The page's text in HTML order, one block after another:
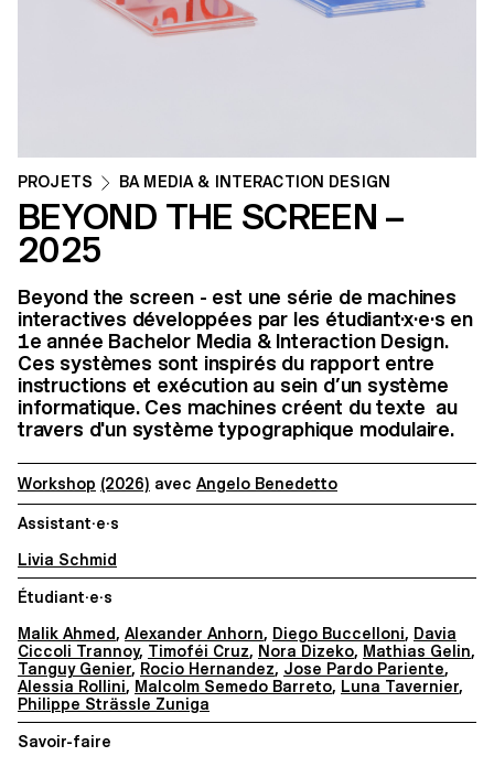
PROJETS BA MEDIA & INTERACTION DESIGN
BEYOND THE SCREEN –
2025
Beyond the screen - est une série de machines
interactives développées par les étudiant·x·e·s en
1e année Bachelor Media & Interaction Design.
Ces systèmes sont inspirés du rapport entre
instructions et exécution au sein d’un système
informatique. Ces machines créent du texte au
travers d'un système typographique modulaire.
Workshop (2026) avec Angelo Benedetto
Assistant·e·s
Livia Schmid
Étudiant·e·s
Malik Ahmed, Alexander Anhorn, Diego Buccelloni, Davia
Ciccoli Trannoy, Timoféi Cruz, Nora Dizeko, Mathias Gelin,
Tanguy Genier, Rocio Hernandez, Jose Pardo Pariente,
Alessia Rollini, Malcolm Semedo Barreto, Luna Tavernier,
Philippe Strässle Zuniga
Savoir-faire